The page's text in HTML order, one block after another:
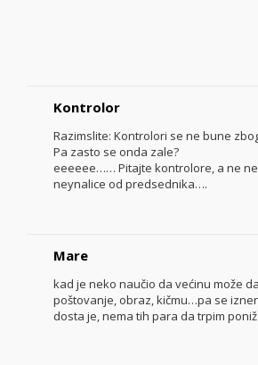
Kontrolor
Razimslite: Kontrolori se ne bune
Pa zasto se onda zale?
eeeeee…… Pitajte kontrolore, a ne
neynalice od predsednika….
Mare
kad je neko naučio da većinu može
poštovanje, obraz, kičmu…pa se
dosta je, nema tih para da trpim